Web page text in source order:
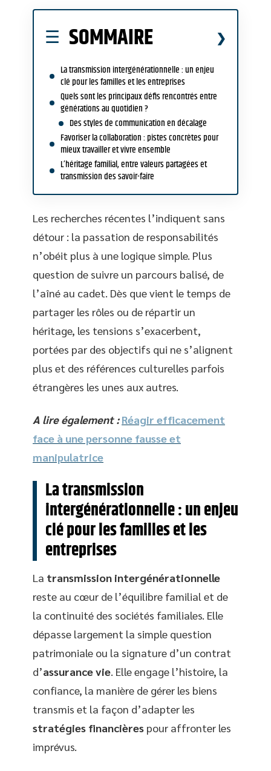
SOMMAIRE
La transmission intergénérationnelle : un enjeu
clé pour les familles et les entreprises
Quels sont les principaux défis rencontrés entre
générations au quotidien ?
Des styles de communication en décalage
Favoriser la collaboration : pistes concrètes pour
mieux travailler et vivre ensemble
L’héritage familial, entre valeurs partagées et
transmission des savoir-faire
Les recherches récentes l’indiquent sans
détour : la passation de responsabilités
n’obéit plus à une logique simple. Plus
question de suivre un parcours balisé, de
l’aîné au cadet. Dès que vient le temps de
partager les rôles ou de répartir un
héritage, les tensions s’exacerbent,
portées par des objectifs qui ne s’alignent
plus et des références culturelles parfois
étrangères les unes aux autres.
A lire également : Réagir efficacement
face à une personne fausse et
manipulatrice
La transmission
intergénérationnelle : un enjeu
clé pour les familles et les
entreprises
La transmission intergénérationnelle
reste au cœur de l’équilibre familial et de
la continuité des sociétés familiales. Elle
dépasse largement la simple question
patrimoniale ou la signature d’un contrat
d’assurance vie . Elle engage l’histoire, la
confiance, la manière de gérer les biens
transmis et la façon d’adapter les
stratégies financières pour affronter les
imprévus.